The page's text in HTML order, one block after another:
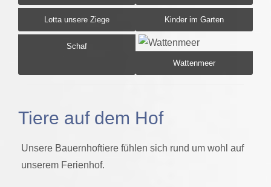
Lotta unsere Ziege Kinder im Garten
Schaf
Wattenmeer
Tiere auf dem Hof
Unsere Bauernhoftiere fühlen sich rund um wohl auf
unserem Ferienhof.